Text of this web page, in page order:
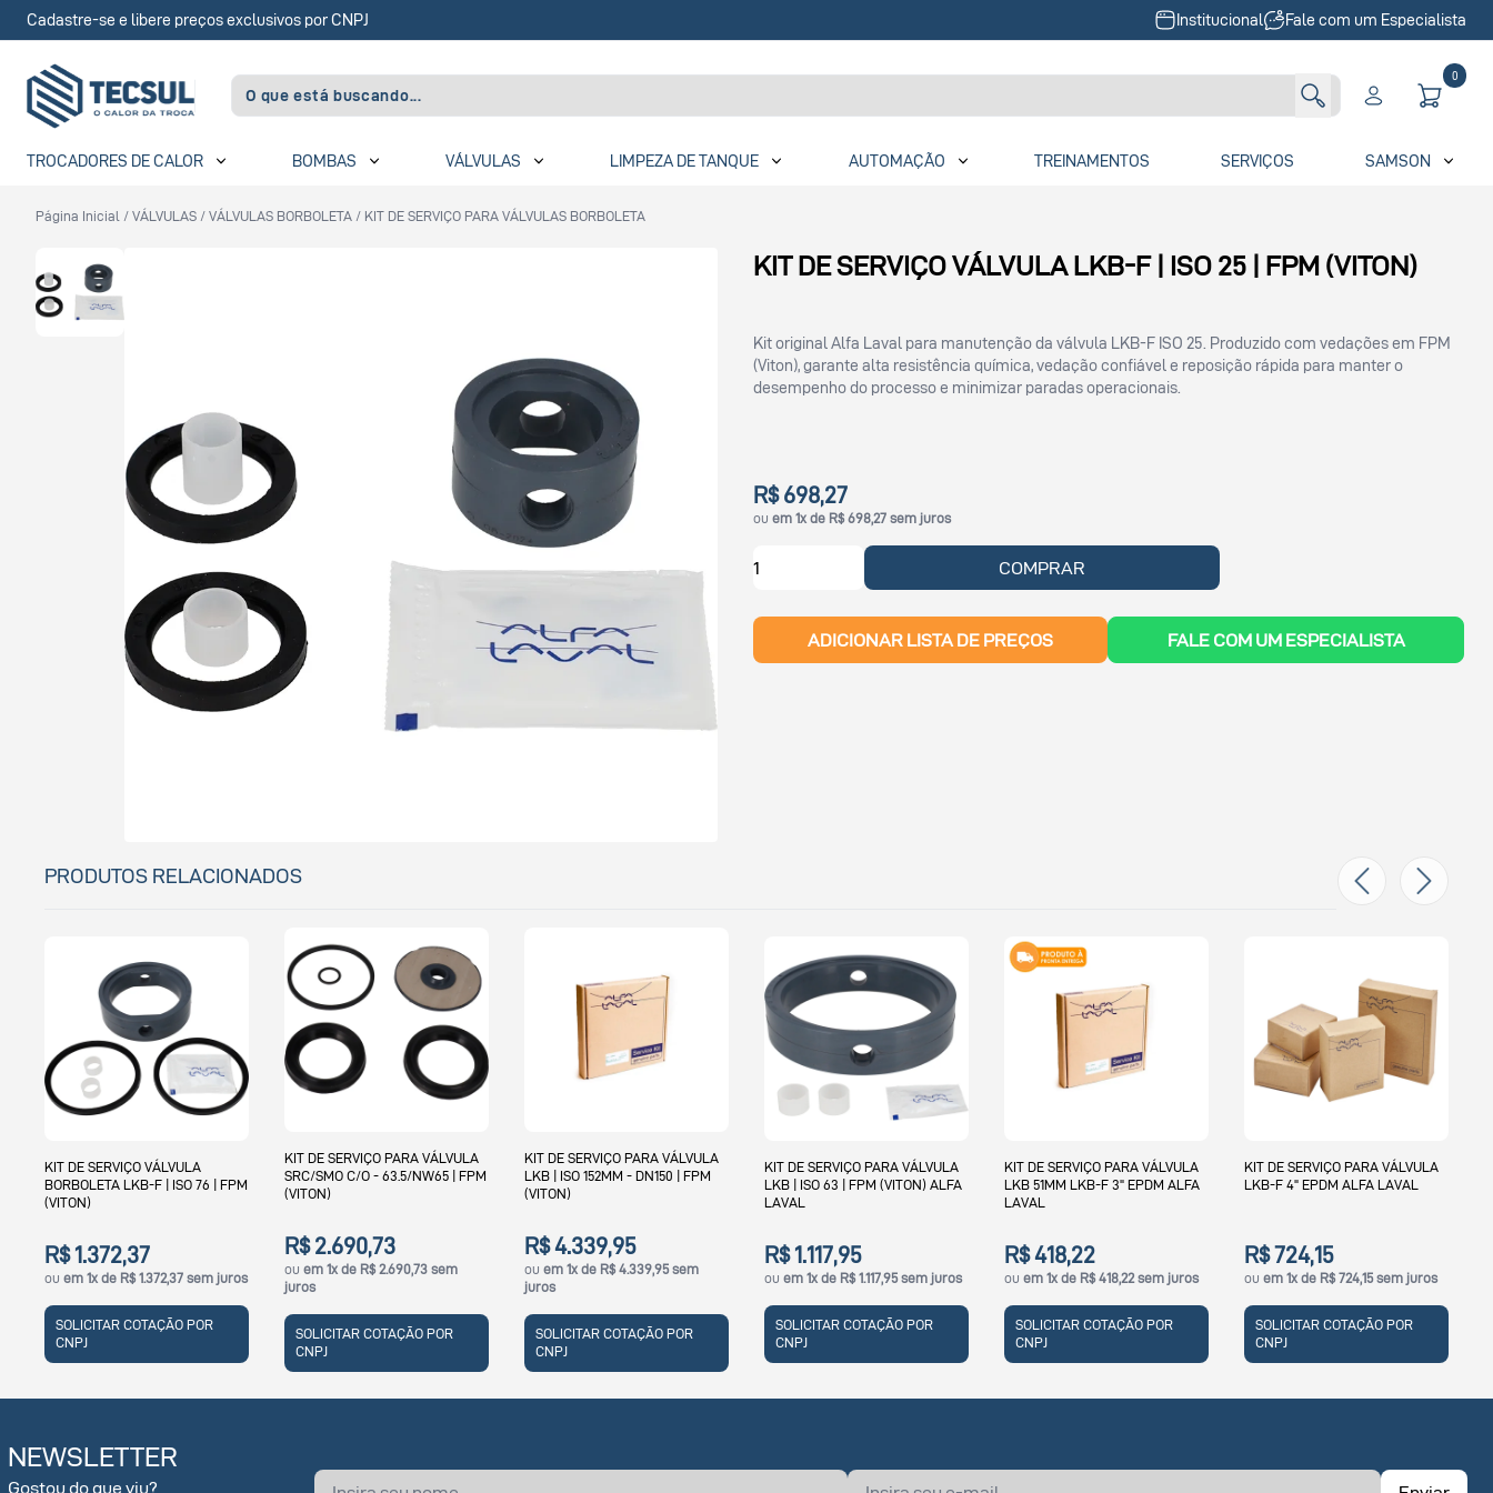
Cadastre-se e libere preços exclusivos por CNPJ Institucional Fale com um Especialista
0
TROCADORES DE CALOR BOMBAS VÁLVULAS LIMPEZA DE TANQUE AUTOMAÇÃO TREINAMENTOS SERVIÇOS SAMSON
Página Inicial / VÁLVULAS / VÁLVULAS BORBOLETA / KIT DE SERVIÇO PARA VÁLVULAS BORBOLETA
KIT DE SERVIÇO VÁLVULA LKB-F | ISO 25 | FPM (VITON)
Kit original Alfa Laval para manutenção da válvula LKB-F ISO 25. Produzido com vedações em FPM
(Viton), garante alta resistência química, vedação confiável e reposição rápida para manter o
desempenho do processo e minimizar paradas operacionais.
R$ 698,27
ouem 1x de R$ 698,27 sem juros
COMPRAR
ADICIONAR LISTA DE PREÇOS FALE COM UM ESPECIALISTA
PRODUTOS RELACIONADOS
VÁLVULA
F | ISO 76 | FPM
sem juros
POR
KIT DE SERVIÇO PARA VÁLVULA
SRC/SMO C/O - 63.5/NW65 | FPM
(VITON)
R$ 2.690,73
ou em 1x de R$ 2.690,73 sem
juros
SOLICITAR COTAÇÃO POR
KIT DE SERVIÇO PARA VÁLVULA
LKB | ISO 152MM - DN150 | FPM
R$ 4.339,95
ouem 1x de R$ 4.339,95 sem
SOLICITAR COTAÇÃO POR
KIT DE SERVIÇO PARA VÁLVULA
LKB | ISO 63 | FPM (VITON) ALFA
R$ 1.117,95
ou em 1x de R$ 1.117,95 sem juros
SOLICITAR COTAÇÃO POR
CNPJ
KIT DE SERVIÇO PARA VÁLVULA
LKB 51MM LKB-F 3" EPDM ALFA
ouem 1x de R$ 418,22 sem juros
SOLICITAR COTAÇÃO POR
KIT DE SERVIÇO PARA VÁLVULA
LKB-F 4" EPDM ALFA LAVAL
ouem 1x de R$ 724,15 sem juros
SOLICITAR COTAÇÃO POR
SOLICITAR COTAÇÃO
CNPJ
NEWSLETTER
Gostou do que viu?